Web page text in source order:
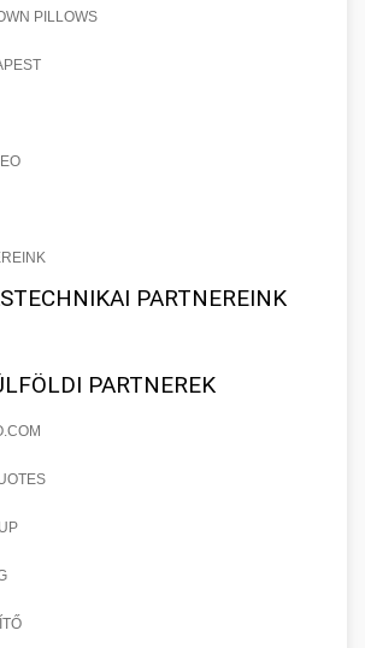
PILLOWS
PARTNEREINK
PARTNEREK